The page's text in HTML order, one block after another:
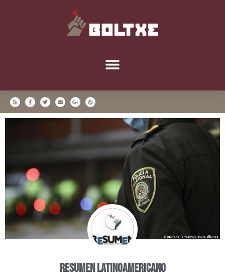
Resumen Latinoamericano